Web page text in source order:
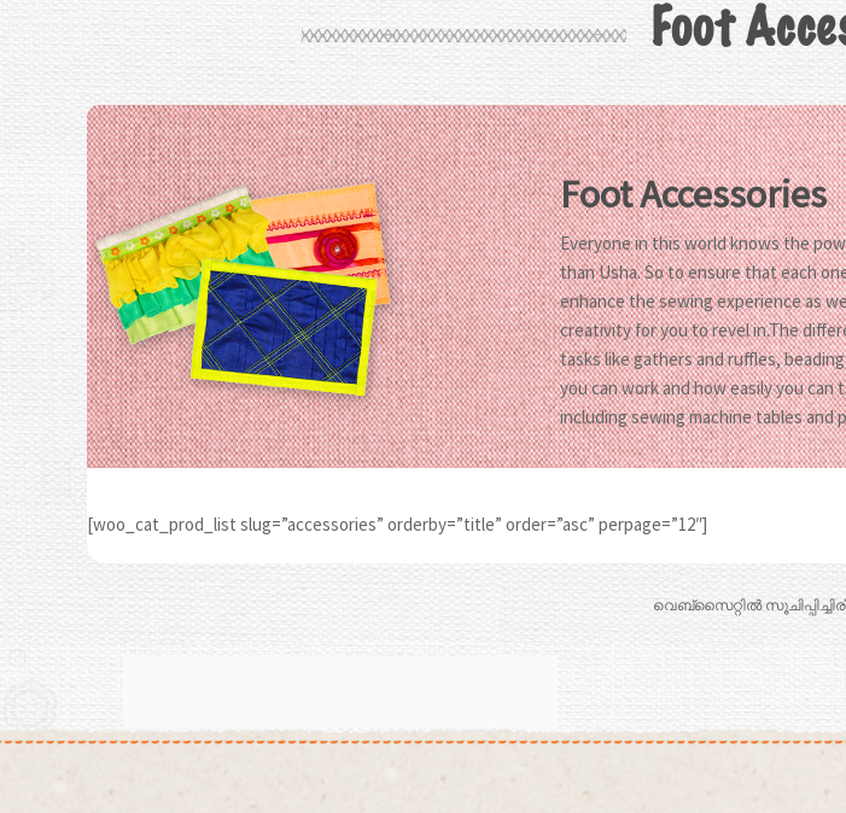
Foot
Foot Accessories
Everyone in this world knows the
than Usha. So to ensure that each
enhance the sewing experience as
creativity for you to revel in.The
tasks like gathers and ruffles,
you can work and how easily you
including sewing machine tables and
[woo_cat_prod_list slug=”accessories” orderby=”title” order=”asc” perpage=”12″]
വെബ്സൈറ്റിൽ